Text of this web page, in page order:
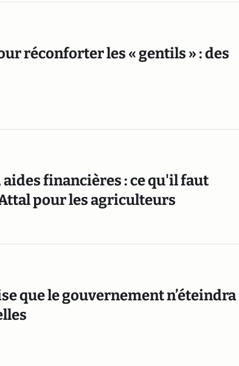
réconforter les « gentils » : des
financières : ce qu'il faut
pour les agriculteurs
que le gouvernement n’éteindra